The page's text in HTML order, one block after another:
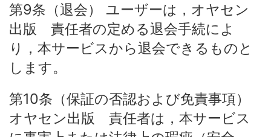
第9条（退会） ユーザーは，オヤセン
出版 責任者の定める退会手続によ
り，本サービスから退会できるものと
します。
第10条（保証の否認および免責事項）
オヤセン出版 責任者は，本サービス